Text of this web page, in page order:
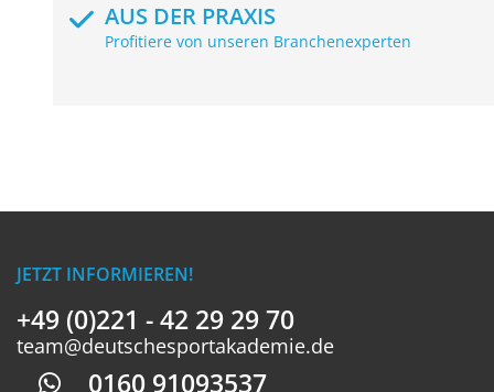
AUS DER PRAXIS
Profitiere von unseren Branchenexperten
JETZT INFORMIEREN!
+49 (0)221 - 42 29 29 70
team@deutschesportakademie.de
0160 91093537